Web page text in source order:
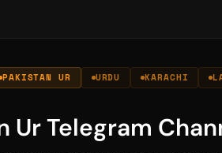
PAKISTAN UR URDU KARACHI
Ur Telegram